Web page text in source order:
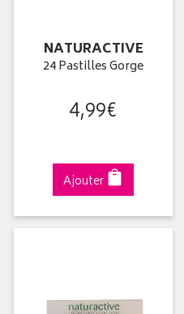
NATURACTIVE
24 Pastilles Gorge
4,99€
Ajouter